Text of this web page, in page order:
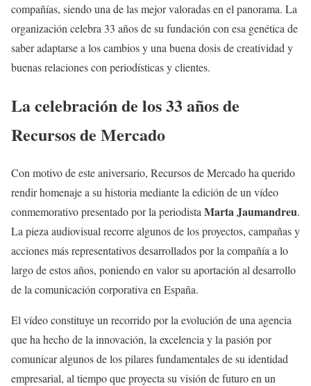
compañías, siendo una de las mejor valoradas en el panorama. La
organización celebra 33 años de su fundación con esa genética de
saber adaptarse a los cambios y una buena dosis de creatividad y
buenas relaciones con periodísticas y clientes.
La celebración de los 33 años de
Recursos de Mercado
Con motivo de este aniversario, Recursos de Mercado ha querido
rendir homenaje a su historia mediante la edición de un vídeo
conmemorativo presentado por la periodista Marta Jaumandreu.
La pieza audiovisual recorre algunos de los proyectos, campañas y
acciones más representativos desarrollados por la compañía a lo
largo de estos años, poniendo en valor su aportación al desarrollo
de la comunicación corporativa en España.
El vídeo constituye un recorrido por la evolución de una agencia
que ha hecho de la innovación, la excelencia y la pasión por
comunicar algunos de los pilares fundamentales de su identidad
empresarial, al tiempo que proyecta su visión de futuro en un